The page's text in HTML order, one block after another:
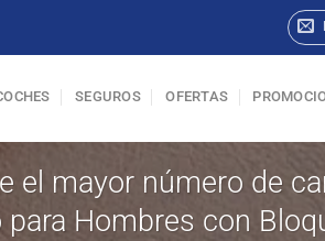
SEGUROS OFERTAS
el mayor número de
Hombres con